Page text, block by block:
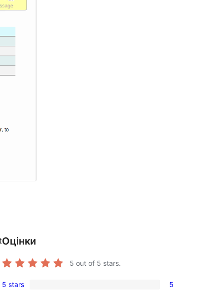
Оцінки
5 out of 5 stars.
5 stars 5